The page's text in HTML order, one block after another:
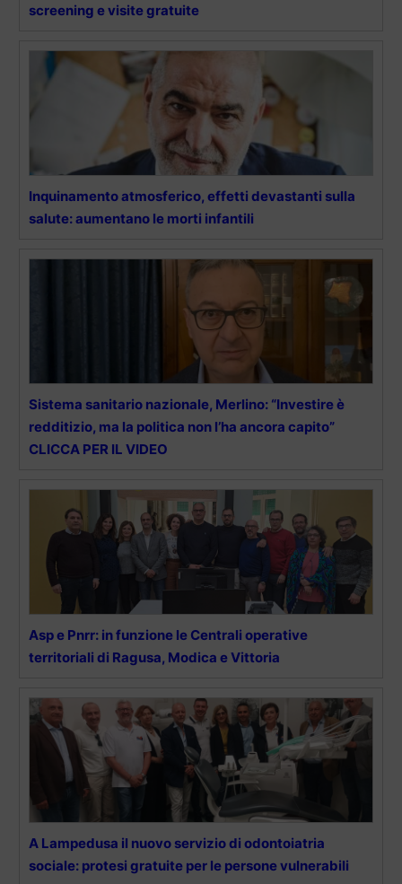
screening e visite gratuite
Inquinamento atmosferico, effetti devastanti sulla
salute: aumentano le morti infantili
Sistema sanitario nazionale, Merlino: “Investire è
redditizio, ma la politica non l’ha ancora capito”
CLICCA PER IL VIDEO
Asp e Pnrr: in funzione le Centrali operative
territoriali di Ragusa, Modica e Vittoria
A Lampedusa il nuovo servizio di odontoiatria
sociale: protesi gratuite per le persone vulnerabili